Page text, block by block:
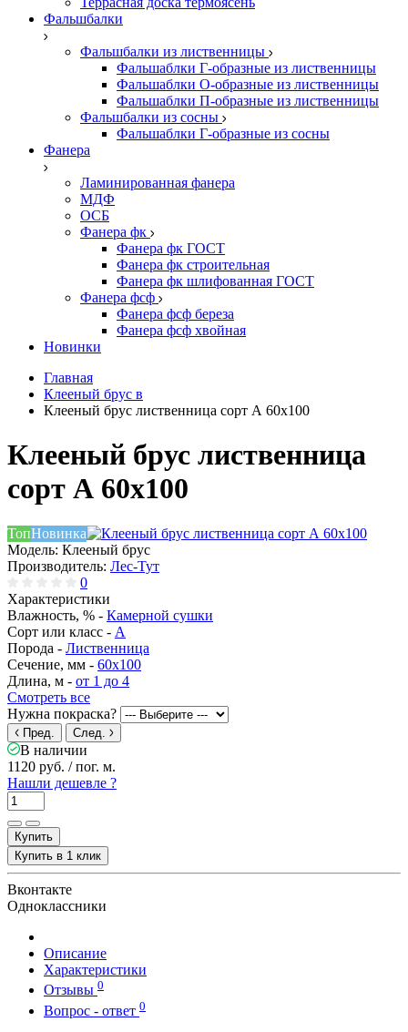
Фальшбалки
Фальшбалки из лиственницы
Фальшаблки Г-образные из лиственницы
Фальшаблки О-образные из лиственницы
Фальшаблки П-образные из лиственницы
Фальшбалки из сосны
Фальшаблки Г-образные из сосны
Фанера
Ламинированная фанера
МДФ
ОСБ
Фанера фк
Фанера фк ГОСТ
Фанера фк строительная
Фанера фк шлифованная ГОСТ
Фанера фсф
Фанера фсф береза
Фанера фсф хвойная
Новинки
Главная
Клееный брус в
Клееный брус лиственница сорт А 60х100
Клееный брус лиственница
сорт А 60х100
ТопНовинка
Модель: Клееный брус
Производитель: Лес-Тут
0
Характеристики
Влажность, % - Камерной сушки
Сорт или класс - А
Порода - Лиственница
Сечение, мм - 60x100
Длина, м - от 1 до 4
Смотреть все
Нужна покраска?
Пред. След.
В наличии
1120 руб. / пог. м.
Нашли дешевле ?
Купить
Купить в 1 клик
Вконтакте
Одноклассники
Описание
Характеристики
Отзывы 0
Вопрос - ответ 0